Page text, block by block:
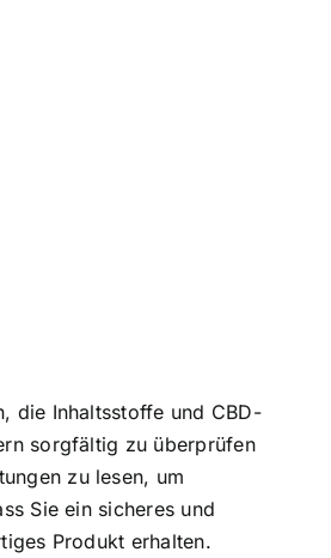
die Inhaltsstoffe und CBD-
sorgfältig zu überprüfen
zu lesen, um
Sie ein sicheres und
Produkt erhalten.